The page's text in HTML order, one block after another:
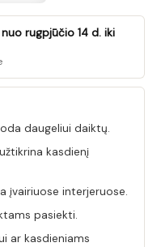
rugpjūčio 14 d. iki
daugeliui daiktų.
kasdienį
įvairiuose interjeruose.
pasiekti.
ar kasdieniams